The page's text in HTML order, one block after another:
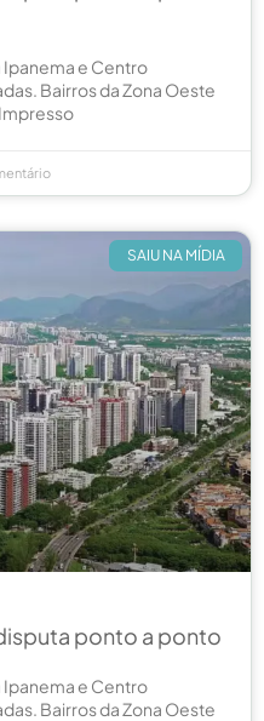
Ipanema e Centro
Bairros da Zona Oeste
SAIU NA MÍDIA
ponto a ponto
Ipanema e Centro
Bairros da Zona Oeste